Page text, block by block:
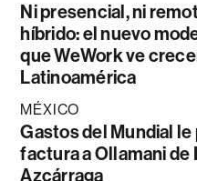
Ni presencial, ni
híbrido: el nuevo
que WeWork ve
Latinoamérica
MÉXICO
Gastos del Mundial le
factura a Ollamani de
Azcárraga